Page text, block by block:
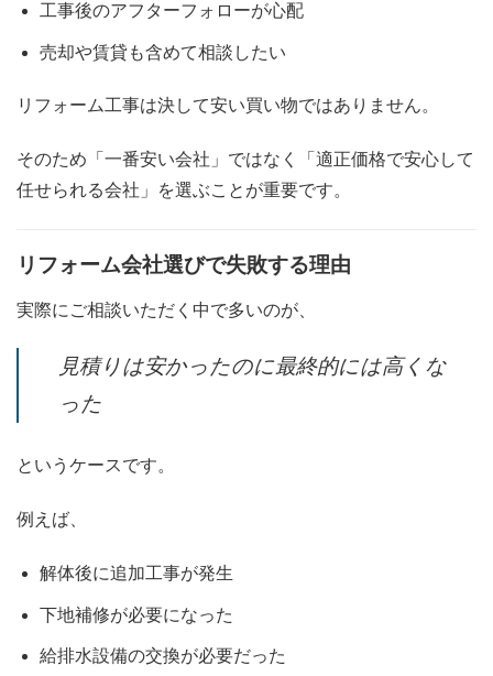
工事後のアフターフォローが心配
売却や賃貸も含めて相談したい
リフォーム工事は決して安い買い物ではありません。
そのため「一番安い会社」ではなく「適正価格で安心して
任せられる会社」を選ぶことが重要です。
リフォーム会社選びで失敗する理由
実際にご相談いただく中で多いのが、
見積りは安かったのに最終的には高くな
った
というケースです。
例えば、
解体後に追加工事が発生
下地補修が必要になった
給排水設備の交換が必要だった